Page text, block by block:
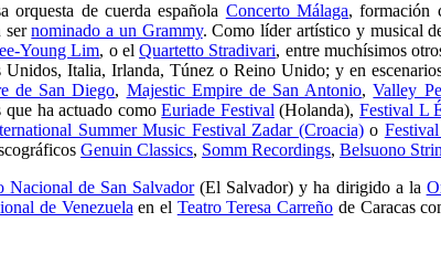
de cuerda española Concerto Málaga, formación
sernominado a un Grammy. Como líder artístico y musical
Young Lim, o elQuartetto Stradivari, entre muchísimos
Unidos, Italia, Irlanda, Túnez o Reino Unido; y en
de San Diego, Majestic Empire de San Antonio,Valley
que ha actuado comoEuriade Festival (Holanda),Festival L
Summer Music Festival Zadar (Croacia)o
Genuin Classics, Somm Recordings, Belsuono
Nacional de San Salvador(El Salvador) y ha dirigido a la
de Venezuela en el Teatro Teresa Carreño de Caracas